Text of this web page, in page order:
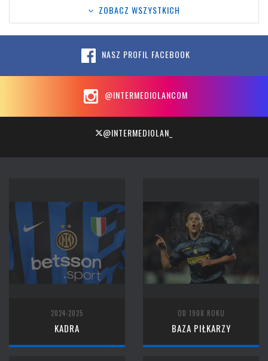
ZOBACZ WSZYSTKICH
NASZ PROFIL FACEBOOK
@INTERMEDIOLANCOM
@INTERMEDIOLAN_
2024-2025
KADRA
OD 1908 ROKU
BAZA PIŁKARZY